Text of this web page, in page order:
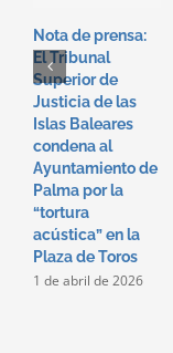
Nota de prensa:
El Tribunal
Superior de
Justicia de las
Islas Baleares
condena al
Ayuntamiento de
Palma por la
“tortura
acústica” en la
Plaza de Toros
1 de abril de 2026